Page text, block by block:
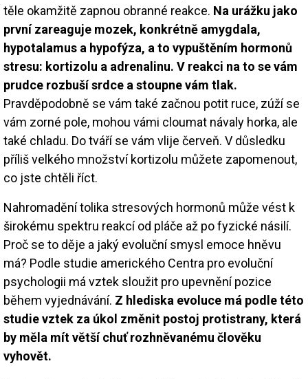
těle okamžitě zapnou obranné reakce. Na urážku jako
první zareaguje mozek, konkrétně amygdala,
hypotalamus a hypofýza, a to vypuštěním hormonů
stresu: kortizolu a adrenalinu. V reakci na to se vám
prudce rozbuší srdce a stoupne vám tlak.
Pravděpodobně se vám také začnou potit ruce, zúží se
vám zorné pole, mohou vámi cloumat návaly horka, ale
také chladu. Do tváří se vám vlije červeň. V důsledku
příliš velkého množství kortizolu můžete zapomenout,
co jste chtěli říct.
Nahromadění tolika stresových hormonů může vést k
širokému spektru reakcí od pláče až po fyzické násilí.
Proč se to děje a jaký evoluční smysl emoce hněvu
má? Podle studie amerického Centra pro evoluční
psychologii má vztek sloužit pro upevnění pozice
během vyjednávání. Z hlediska evoluce má podle této
studie vztek za úkol změnit postoj protistrany, která
by měla mít větší chuť rozhněvanému člověku
vyhovět.